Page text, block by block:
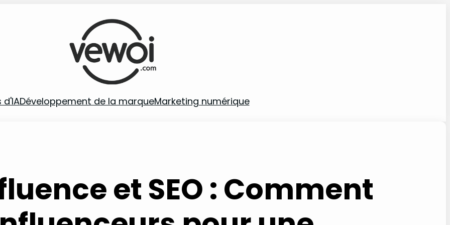
d'IADéveloppement de la marqueMarketing numérique
et SEO : Comment